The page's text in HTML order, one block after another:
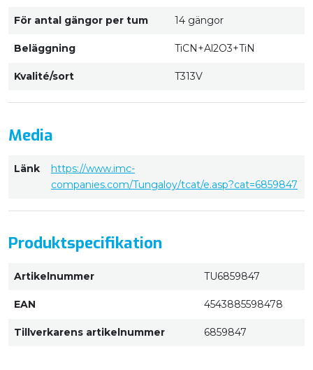
För antal gängor per tum 14 gängor
Beläggning TiCN+Al2O3+TiN
Kvalité/sort T313V
Media
Länk
https://www.imc-
companies.com/Tungaloy/tcat/e.asp?cat=6859847
Produktspecifikation
Artikelnummer TU6859847
EAN 4543885598478
Tillverkarens artikelnummer 6859847